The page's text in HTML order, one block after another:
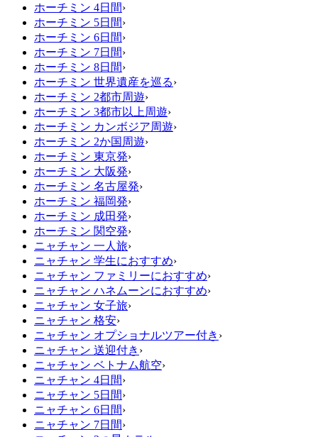
ホーチミン 4日間›
ホーチミン 5日間›
ホーチミン 6日間›
ホーチミン 7日間›
ホーチミン 8日間›
ホーチミン 世界遺産を巡る›
ホーチミン 2都市周遊›
ホーチミン 3都市以上周遊›
ホーチミン カンボジア周遊›
ホーチミン 2か国周遊›
ホーチミン 東京発›
ホーチミン 大阪発›
ホーチミン 名古屋発›
ホーチミン 福岡発›
ホーチミン 成田発›
ホーチミン 関空発›
ニャチャン 一人旅›
ニャチャン 学生におすすめ›
ニャチャン ファミリーにおすすめ›
ニャチャン ハネムーンにおすすめ›
ニャチャン 女子旅›
ニャチャン 格安›
ニャチャン オプショナルツアー付き ›
ニャチャン 送迎付き ›
ニャチャン ベトナム航空›
ニャチャン 4日間›
ニャチャン 5日間›
ニャチャン 6日間›
ニャチャン 7日間›